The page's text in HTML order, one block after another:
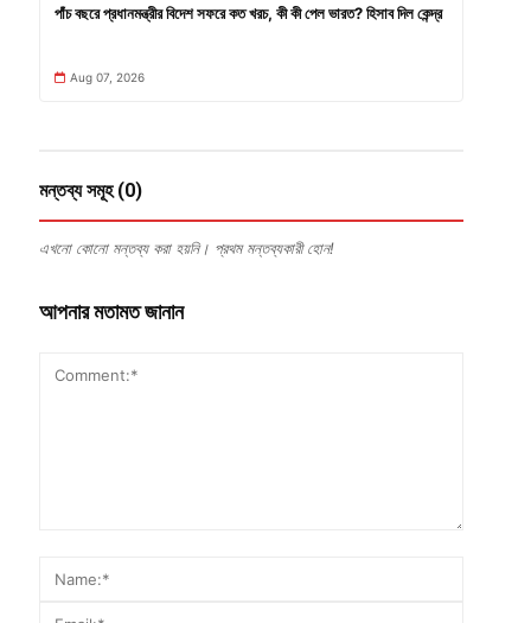
পাঁচ বছরে প্রধানমন্ত্রীর বিদেশ সফরে কত খরচ, কী কী পেল ভারত? হিসাব দিল কেন্দ্র
Aug 07, 2026
মন্তব্য সমূহ (0)
এখনো কোনো মন্তব্য করা হয়নি। প্রথম মন্তব্যকারী হোন!
আপনার মতামত জানান